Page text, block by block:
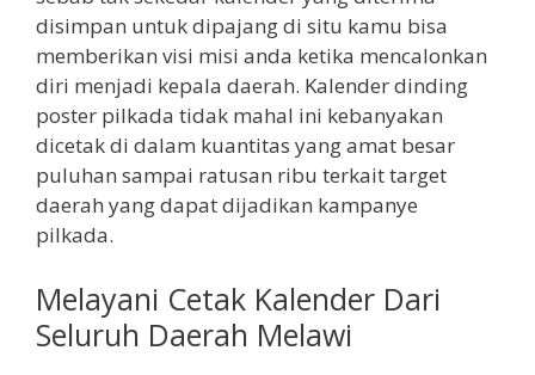
disimpan untuk dipajang di situ kamu bisa
memberikan visi misi anda ketika mencalonkan
diri menjadi kepala daerah. Kalender dinding
poster pilkada tidak mahal ini kebanyakan
dicetak di dalam kuantitas yang amat besar
puluhan sampai ratusan ribu terkait target
daerah yang dapat dijadikan kampanye
pilkada.
Melayani Cetak Kalender Dari
Seluruh Daerah Melawi